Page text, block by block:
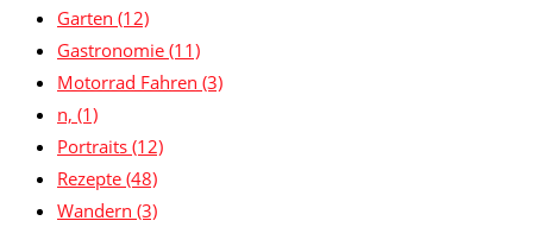
Garten (12)
Gastronomie (11)
Motorrad Fahren (3)
n, (1)
Portraits (12)
Rezepte (48)
Wandern (3)